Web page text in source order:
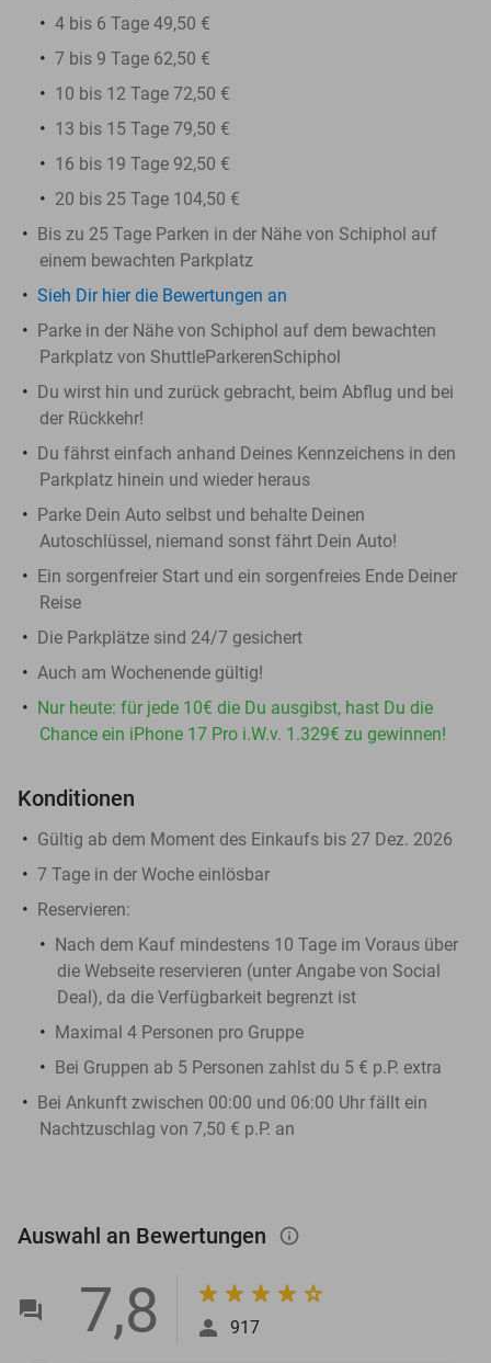
4 bis 6 Tage 49,50 €
7 bis 9 Tage 62,50 €
10 bis 12 Tage 72,50 €
13 bis 15 Tage 79,50 €
16 bis 19 Tage 92,50 €
20 bis 25 Tage 104,50 €
Bis zu 25 Tage Parken in der Nähe von Schiphol auf
einem bewachten Parkplatz
Sieh Dir hier die Bewertungen an
Parke in der Nähe von Schiphol auf dem bewachten
Parkplatz von ShuttleParkerenSchiphol
Du wirst hin und zurück gebracht, beim Abflug und bei
der Rückkehr!
Du fährst einfach anhand Deines Kennzeichens in den
Parkplatz hinein und wieder heraus
Parke Dein Auto selbst und behalte Deinen
Autoschlüssel, niemand sonst fährt Dein Auto!
Ein sorgenfreier Start und ein sorgenfreies Ende Deiner
Reise
Die Parkplätze sind 24/7 gesichert
Auch am Wochenende gültig!
Nur heute: für jede 10€ die Du ausgibst, hast Du die
Chance ein iPhone 17 Pro i.W.v. 1.329€ zu gewinnen!
Konditionen
Gültig ab dem Moment des Einkaufs bis 27 Dez. 2026
7 Tage in der Woche einlösbar
Reservieren:
Nach dem Kauf mindestens 10 Tage im Voraus über
die Webseite reservieren (unter Angabe von Social
Deal), da die Verfügbarkeit begrenzt ist
Maximal 4 Personen pro Gruppe
Bei Gruppen ab 5 Personen zahlst du 5 € p.P. extra
Bei Ankunft zwischen 00:00 und 06:00 Uhr fällt ein
Nachtzuschlag von 7,50 € p.P. an
Auswahl an Bewertungen info_outlined
7,8 917